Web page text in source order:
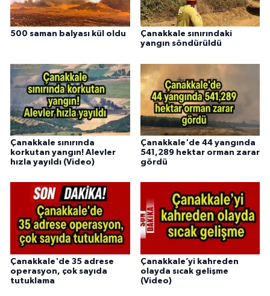
500 saman balyası kül oldu
Çanakkale sınırındaki
yangın söndürüldü
Çanakkale sınırında
korkutan yangın! Alevler
hızla yayıldı (Video)
Çanakkale'de 44 yangında
541,289 hektar orman zarar
gördü
Çanakkale'de 35 adrese
operasyon, çok sayıda
tutuklama
Çanakkale’yi kahreden
olayda sıcak gelişme
(Video)